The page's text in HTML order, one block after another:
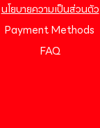
นโยบายความเป็นส่วนตัว
Payment Methods
FAQ